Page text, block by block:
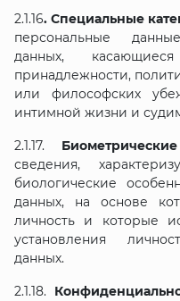
2.1.16. Специальные
персональные
данных,
принадлежности,
или философских
интимной жизни и
2.1.17.
сведения,
биологические
данных, на основе
личность и которые
установления
данных.
2.1.18.